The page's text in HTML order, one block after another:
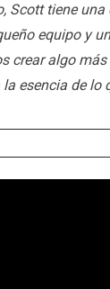
Scott tiene
equipo y
crear algo más
esencia de lo